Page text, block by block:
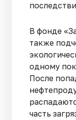
В фонде
также
одному
После
часть